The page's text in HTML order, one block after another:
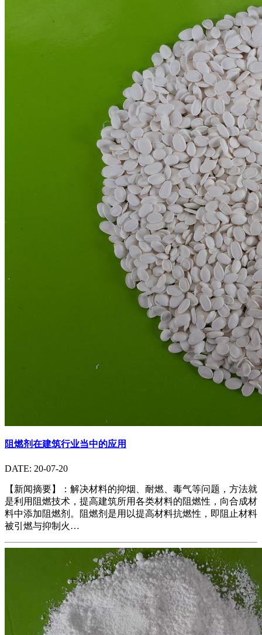
阻燃剂在建筑行业当中的应用
DATE: 20-07-20
【新闻摘要】：解决材料的抑烟、耐燃、毒气等问题，方法就
是利用阻燃技术，提高建筑所用各类材料的阻燃性，向合成材
料中添加阻燃剂。阻燃剂是用以提高材料抗燃性，即阻止材料
被引燃与抑制火…